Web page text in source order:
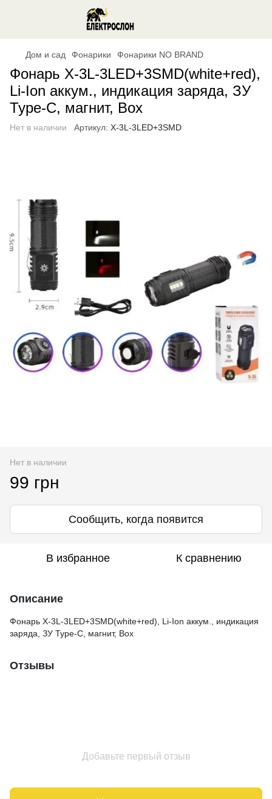
Дом и сад Фонарики Фонарики NO BRAND
Фонарь X-3L-3LED+3SMD(white+red),
Li-Ion аккум., индикация заряда, ЗУ
Type-C, магнит, Box
Нет в наличии Артикул: X-3L-3LED+3SMD
Нет в наличии
99 грн
Сообщить, когда появится
В избранное К сравнению
Описание
Фонарь X-3L-3LED+3SMD(white+red), Li-Ion аккум., индикация
заряда, ЗУ Type-C, магнит, Box
Отзывы
Добавьте первый отзыв